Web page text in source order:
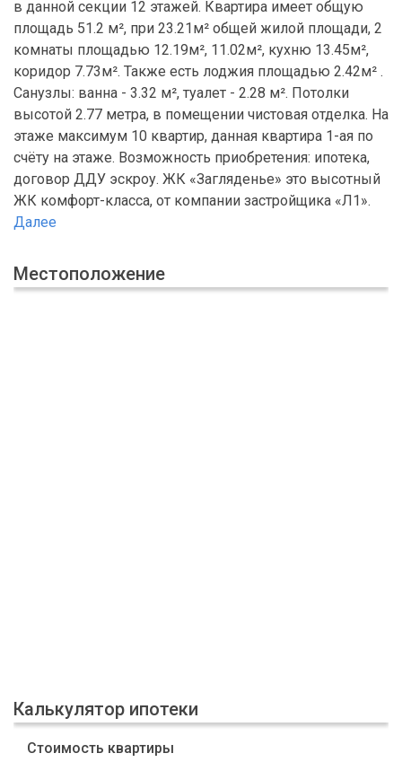
в данной секции 12 этажей. Квартира имеет общую
площадь 51.2 м², при 23.21м² общей жилой площади, 2
комнаты площадью 12.19м², 11.02м², кухню 13.45м²,
коридор 7.73м². Также есть лоджия площадью 2.42м² .
Санузлы: ванна - 3.32 м², туалет - 2.28 м². Потолки
высотой 2.77 метра, в помещении чистовая отделка. На
этаже максимум 10 квартир, данная квартира 1-ая по
счёту на этаже. Возможность приобретения: ипотека,
договор ДДУ эскроу. ЖК «Загляденье» это высотный
ЖК комфорт-класса, от компании застройщика «Л1».
Далее
Местоположение
Калькулятор ипотеки
Стоимость квартиры